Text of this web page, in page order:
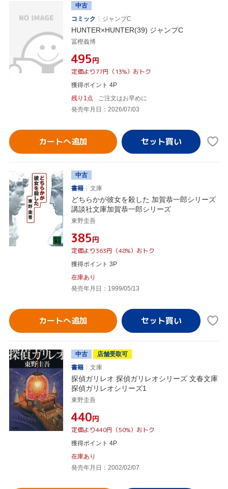
中古
コミック
ジャンプC
HUNTER×HUNTER(39) ジャンプC
冨樫義博
¥495円
定価より77円（13%）おトク
獲得ポイント 4P
残り1点
ご注文はお早めに
発売年月日：2026/07/03
カートへ追加
中古
書籍
文庫
どちらかが彼女を殺した 加賀恭一郎シリーズ
講談社文庫加賀恭一郎シリーズ
東野圭吾
¥385円
定価より363円（48%）おトク
獲得ポイント 3P
在庫あり
発売年月日：1999/05/13
カートへ追加
中古
店舗受取可
書籍
文庫
探偵ガリレオ 探偵ガリレオシリーズ 文春文庫
探偵ガリレオシリーズ1
東野圭吾
¥440円
定価より440円（50%）おトク
獲得ポイント 4P
在庫あり
発売年月日：2002/02/07